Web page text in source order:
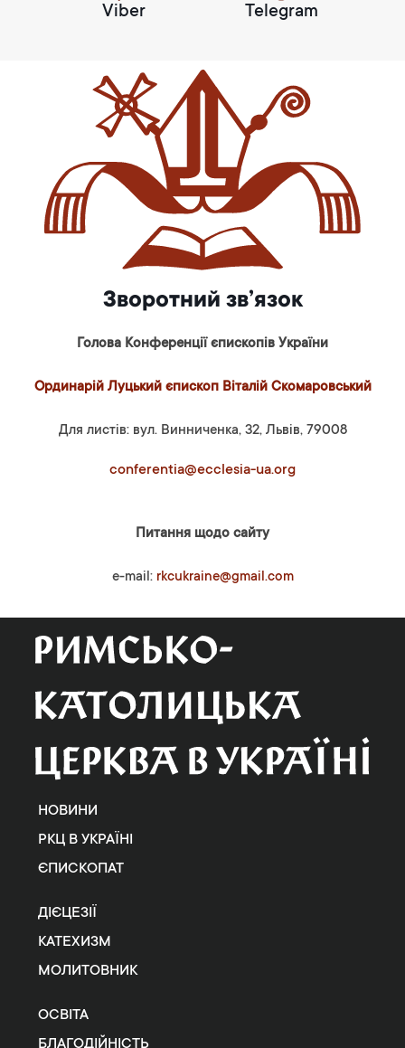
Viber Telegram
Зворотний зв’язок
Голова Конференції єпископів України
Ординарій Луцький єпископ Віталій Скомаровський
Для листів: вул. Винниченка, 32, Львів, 79008
conferentia@ecclesia-ua.org
Питання щодо сайту
e-mail: rkcukraine@gmail.com
НОВИНИ
РКЦ В УКРАЇНІ
ЄПИСКОПАТ
ДІЄЦЕЗІЇ
КАТЕХИЗМ
МОЛИТОВНИК
ОСВІТА